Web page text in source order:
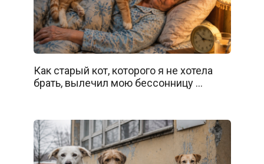
Как старый кот, которого я не хотела
брать, вылечил мою бессонницу …